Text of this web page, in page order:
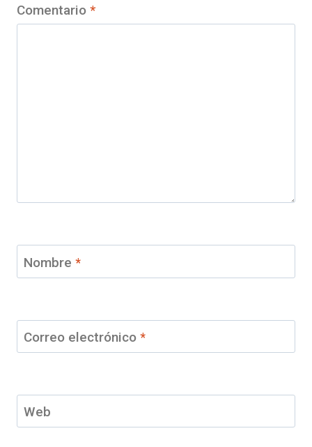
Comentario *
Nombre *
Correo electrónico *
Web